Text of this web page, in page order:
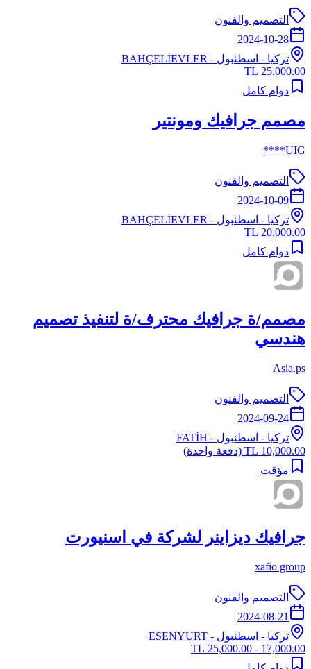
التصميم والفنون
2024-10-28
تركيا - اسطنبول - BAHÇELİEVLER
25,000.00 TL
دوام كامل
مصمم جرافيك ومونتير
UIG****
التصميم والفنون
2024-10-09
تركيا - اسطنبول - BAHÇELİEVLER
20,000.00 TL
دوام كامل
مصمم/ة جرافيك محترف/ة لتنفيذ تصميم
هندسي
Asia.ps
التصميم والفنون
2024-09-24
تركيا - اسطنبول - FATİH
10,000.00 TL
(دفعة واحدة)
مؤقت
جرافيك ديزاينر لشركة في اسنيورت
xafio group
التصميم والفنون
2024-08-21
تركيا - اسطنبول - ESENYURT
17,000.00 - 25,000.00 TL